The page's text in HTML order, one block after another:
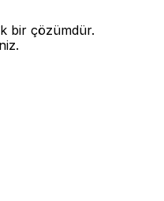
bir çözümdür.